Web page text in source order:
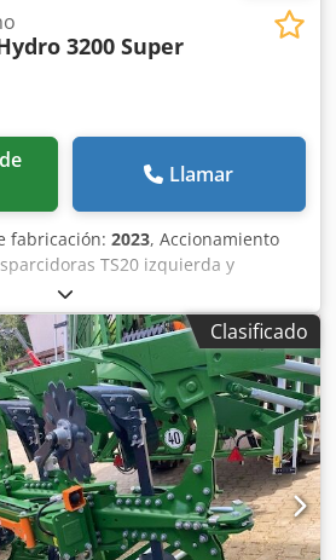
3200 Super
Llamar
fabricación: 2023, Accionamiento
TS20 izquierda y
hidráulico izquierda y derecha
disco principal izquierda y
barra de protección tubular,
estacionamiento abatible,
sensor de inclinación para sistema
EasyCheck. Cedpfx Aqjt A Tzwjvjha
Clasificado